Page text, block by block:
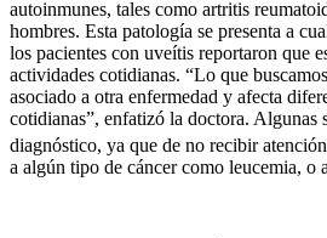
autoinmunes, tales como artritis
hombres. Esta patología se presenta a
los pacientes con uveítis reportaron que
actividades cotidianas. “Lo que
asociado a otra enfermedad y afecta
cotidianas”, enfatizó la doctora. Algunas
diagnóstico, ya que de no recibir
a algún tipo de cáncer como leucemia, o